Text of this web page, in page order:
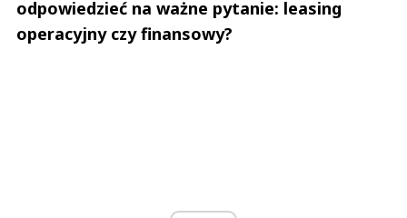
odpowiedzieć na ważne pytanie: leasing
operacyjny czy finansowy?